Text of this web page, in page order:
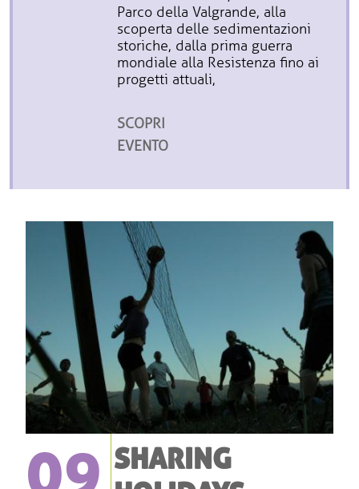
Parco della Valgrande, alla
scoperta delle sedimentazioni
storiche, dalla prima guerra
mondiale alla Resistenza fino ai
progetti attuali,
SCOPRI
EVENTO
09 SHARING